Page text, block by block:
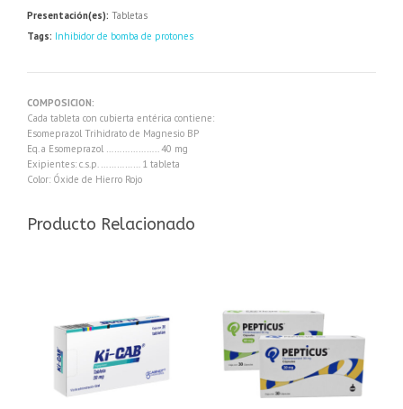
Presentación(es): Tabletas
Tags: Inhibidor de bomba de protones
COMPOSICION:
Cada tableta con cubierta entérica contiene:
Esomeprazol Trihidrato de Magnesio BP
Eq. a Esomeprazol ……………….. 40 mg
Exipientes: c.s.p. …………… 1 tableta
Color: Óxide de Hierro Rojo
Producto Relacionado